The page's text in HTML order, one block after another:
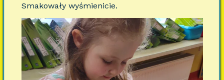
Smakowały wyśmienicie.